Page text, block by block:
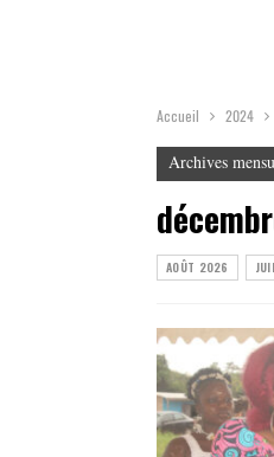
Accueil 2024
Archives
AOÛT 2026